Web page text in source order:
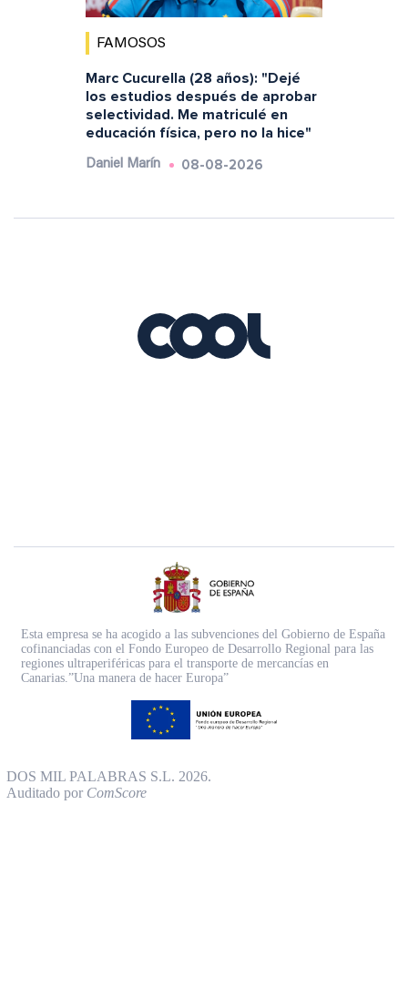
FAMOSOS
Marc Cucurella (28 años): "Dejé
los estudios después de aprobar
selectividad. Me matriculé en
educación física, pero no la hice"
Daniel Marín 08-08-2026
Esta empresa se ha acogido a las subvenciones del Gobierno de España
cofinanciadas con el Fondo Europeo de Desarrollo Regional para las
regiones ultraperiféricas para el transporte de mercancías en
Canarias.”Una manera de hacer Europa”
DOS MIL PALABRAS S.L. 2026.
Auditado por ComScore